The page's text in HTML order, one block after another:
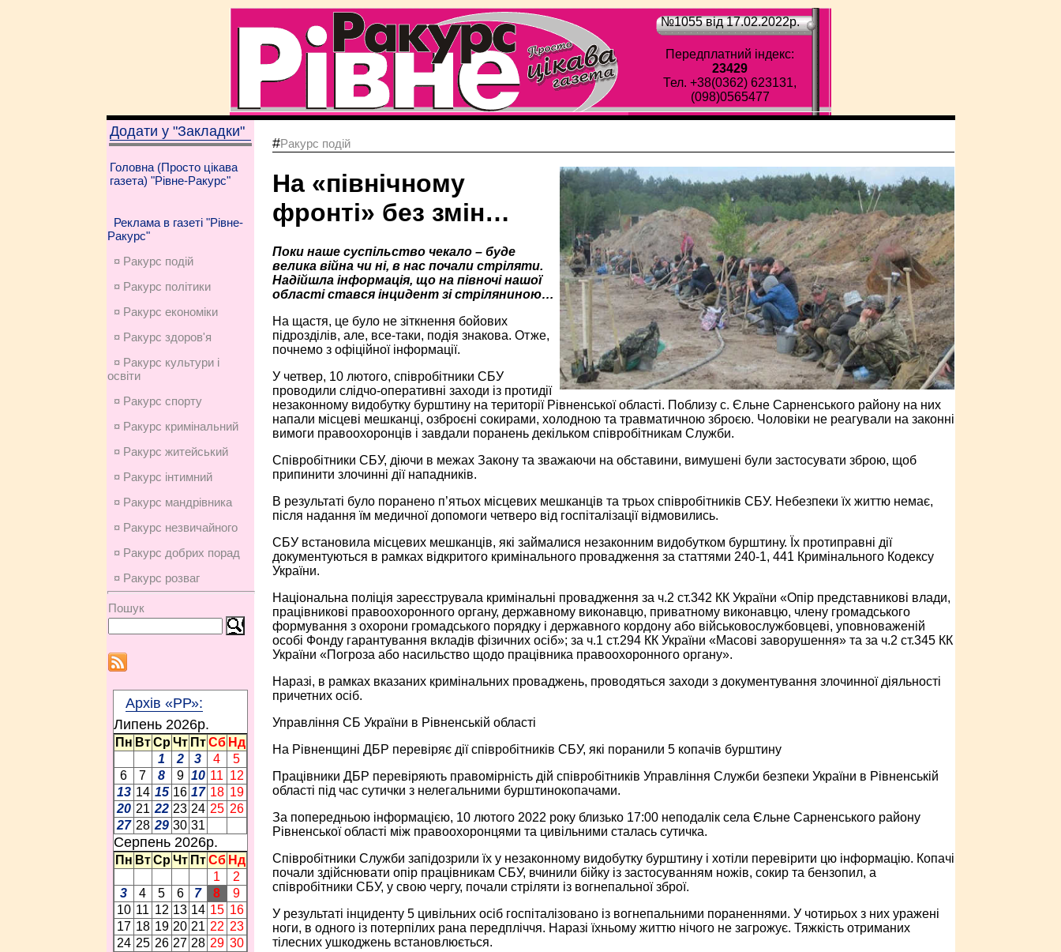
№1055 від 17.02.2022p.
Передплатний індекс:
23429
Тел. +38(0362) 623131,
(098)0565477
Додати у "Закладки"
Головна (Просто цікава
газета) "Рівне-Ракурс"
Реклама в газеті "Рівне-
Ракурс"
¤ Ракурс подій
¤ Ракурс політики
¤ Ракурс економiки
¤ Ракурс здоров'я
¤ Ракурс культури і
освіти
¤ Ракурс спорту
¤ Ракурс кримінальний
¤ Ракурс житейський
¤ Ракурс інтимний
¤ Ракурс мандрівника
¤ Ракурс незвичайного
¤ Ракурс добрих порад
¤ Ракурс розваг
Пошук
Архів «РР»:
Липень 2026p.
Пн Вт Ср Чт Пт Сб Нд
1
2 3 4
5
6
7 8 9 10 11 12
13 14 15 16 17 18 19
20 21 22 23 24 25 26
27 28 29 30 31
Серпень 2026p.
Пн Вт Ср Чт Пт Сб Нд
1
2
3
4 5 6 7 8
9
10 11 12 13 14 15 16
17 18 19 20 21 22 23
24 25 26 27 28 29 30
#Ракурс подій
На «північному
фронті» без змін…
Поки наше суспільство чекало – буде
велика війна чи ні, в нас почали стріляти.
Надійшла інформація, що на півночі нашої
області стався інцидент зі стріляниною…
На щастя, це було не зіткнення бойових
підрозділів, але, все-таки, подія знакова. Отже,
почнемо з офіційної інформації.
У четвер, 10 лютого, співробітники СБУ
проводили слідчо-оперативні заходи із протидії
незаконному видобутку бурштину на території Рівненської області. Поблизу с. Єльне Сарненського району на них
напали місцеві мешканці, озброєні сокирами, холодною та травматичною зброєю. Чоловіки не реагували на законні
вимоги правоохоронців і завдали поранень декільком співробітникам Служби.
Співробітники СБУ, діючи в межах Закону та зважаючи на обставини, вимушені були застосувати зброю, щоб
припинити злочинні дії нападників.
В результаті було поранено п’ятьох місцевих мешканців та трьох співробітників СБУ. Небезпеки їх життю немає,
після надання їм медичної допомоги четверо від госпіталізації відмовились.
СБУ встановила місцевих мешканців, які займалися незаконним видобутком бурштину. Їх протиправні дії
документуються в рамках відкритого кримінального провадження за статтями 240-1, 441 Кримінального Кодексу
України.
Національна поліція зареєструвала кримінальні провадження за ч.2 ст.342 КК України «Опір представникові влади,
працівникові правоохоронного органу, державному виконавцю, приватному виконавцю, члену громадського
формування з охорони громадського порядку і державного кордону або військовослужбовцеві, уповноваженій
особі Фонду гарантування вкладів фізичних осіб»; за ч.1 ст.294 КК України «Масові заворушення» та за ч.2 ст.345 КК
України «Погроза або насильство щодо працівника правоохоронного органу».
Наразі, в рамках вказаних кримінальних проваджень, проводяться заходи з документування злочинної діяльності
причетних осіб.
Управління СБ України в Рівненській області
На Рівненщині ДБР перевіряє дії співробітників СБУ, які поранили 5 копачів бурштину
Працівники ДБР перевіряють правомірність дій співробітників Управління Служби безпеки України в Рівненській
області під час сутички з нелегальними бурштинокопачами.
За попередньою інформацією, 10 лютого 2022 року близько 17:00 неподалік села Єльне Сарненського району
Рівненської області між правоохоронцями та цивільними сталась сутичка.
Співробітники Служби запідозрили їх у незаконному видобутку бурштину і хотіли перевірити цю інформацію. Копачі
почали здійснювати опір працівникам СБУ, вчинили бійку із застосуванням ножів, сокир та бензопил, а
співробітники СБУ, у свою чергу, почали стріляти із вогнепальної зброї.
У результаті інциденту 5 цивільних осіб госпіталізовано із вогнепальними пораненнями. У чотирьох з них уражені
ноги, в одного із потерпілих рана передпліччя. Наразі їхньому життю нічого не загрожує. Тяжкість отриманих
тілесних ушкоджень встановлюється.